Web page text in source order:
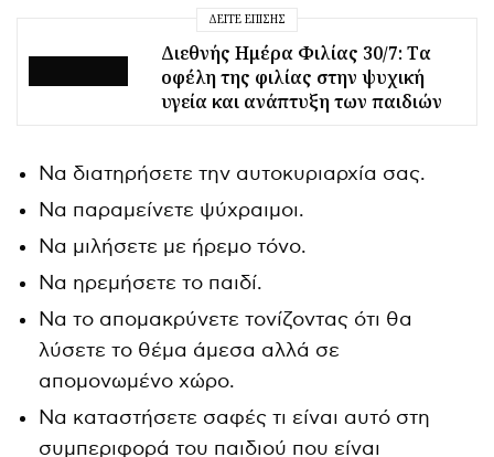
ΔΕΊΤΕ ΕΠΊΣΗΣ
Διεθνής Ημέρα Φιλίας 30/7: Tα
οφέλη της φιλίας στην ψυχική
υγεία και ανάπτυξη των παιδιών
Να διατηρήσετε την αυτοκυριαρχία σας.
Να παραμείνετε ψύχραιμοι.
Να μιλήσετε με ήρεμο τόνο.
Να ηρεμήσετε το παιδί.
Να το απομακρύνετε τονίζοντας ότι θα
λύσετε το θέμα άμεσα αλλά σε
απομονωμένο χώρο.
Να καταστήσετε σαφές τι είναι αυτό στη
συμπεριφορά του παιδιού που είναι